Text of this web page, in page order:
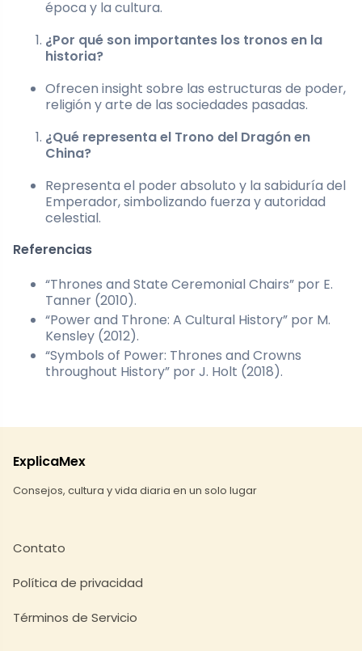
época y la cultura.
¿Por qué son importantes los tronos en la
historia?
Ofrecen insight sobre las estructuras de poder,
religión y arte de las sociedades pasadas.
¿Qué representa el Trono del Dragón en
China?
Representa el poder absoluto y la sabiduría del
Emperador, simbolizando fuerza y autoridad
celestial.
Referencias
“Thrones and State Ceremonial Chairs” por E.
Tanner (2010).
“Power and Throne: A Cultural History” por M.
Kensley (2012).
“Symbols of Power: Thrones and Crowns
throughout History” por J. Holt (2018).
ExplicaMex
Consejos, cultura y vida diaria en un solo lugar
Contato
Política de privacidad
Términos de Servicio